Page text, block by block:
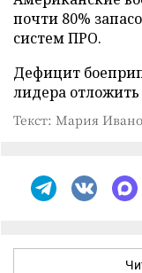
почти 80%
систем ПРО.
Дефицит
лидера
Текст: Мария